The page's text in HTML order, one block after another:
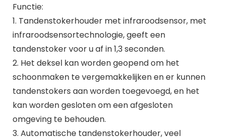
Functie:
1. Tandenstokerhouder met infraroodsensor, met
infraroodsensortechnologie, geeft een
tandenstoker voor u af in 1,3 seconden.
2. Het deksel kan worden geopend om het
schoonmaken te vergemakkelijken en er kunnen
tandenstokers aan worden toegevoegd, en het
kan worden gesloten om een ​​afgesloten
omgeving te behouden.
3. Automatische tandenstokerhouder, veel